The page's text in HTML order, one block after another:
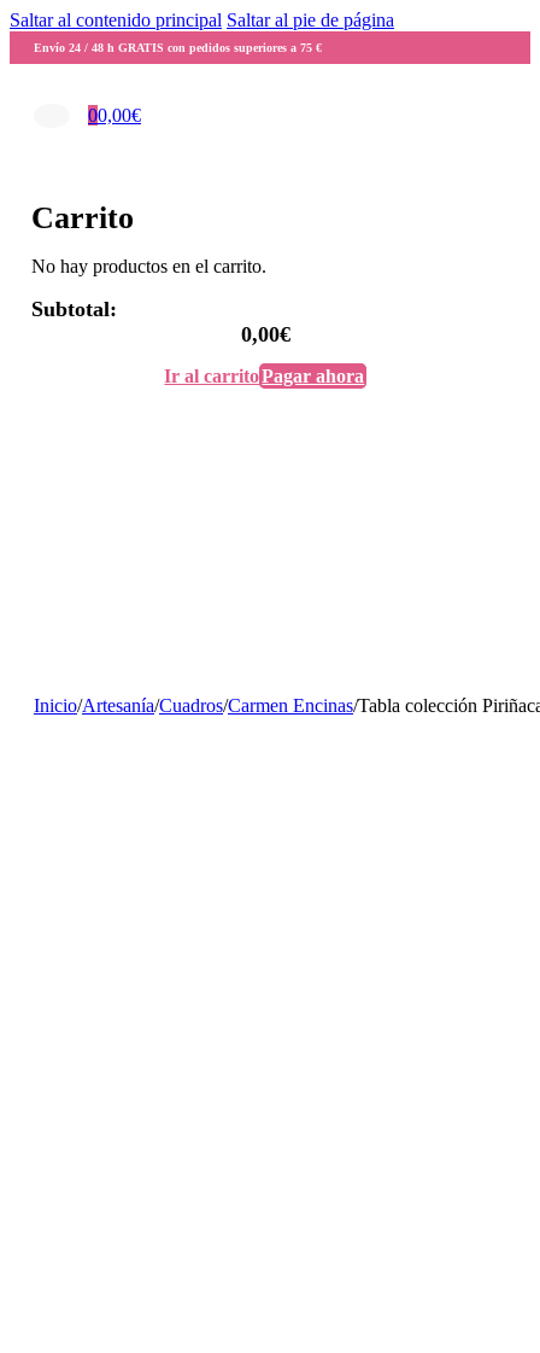
Saltar al contenido principal Saltar al pie de página
Envío 24 / 48 h GRATIS con pedidos superiores a 75 €
00,00€
Carrito
No hay productos en el carrito.
Subtotal:
0,00€
Ir al carritoPagar ahora
Inicio/Artesanía/Cuadros/Carmen Encinas/Tabla colección